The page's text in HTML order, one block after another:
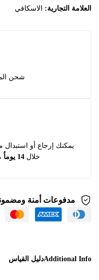
العلامة التجارية:
الاسكافي
شحن
يمكنك إرجاع أو استبدال
خلال 14 يوماُ
مدفوعات أمنة
Additional Infoدليل القياس